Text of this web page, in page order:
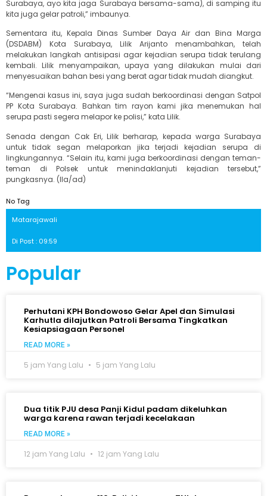
Surabaya, ayo kita jaga Surabaya bersama-sama), di samping itu
kita juga gelar patroli,” imbaunya.
Sementara itu, Kepala Dinas Sumber Daya Air dan Bina Marga
(DSDABM) Kota Surabaya, Lilik Arijanto menambahkan, telah
melakukan langkah antisipasi agar kejadian serupa tidak terulang
kembali. Lilik menyampaikan, upaya yang dilakukan mulai dari
menyesuaikan bahan besi yang berat agar tidak mudah diangkut.
“Mengenai kasus ini, saya juga sudah berkoordinasi dengan Satpol
PP Kota Surabaya. Bahkan tim rayon kami jika menemukan hal
serupa pasti segera melapor ke polisi,” kata Lilik.
Senada dengan Cak Eri, Lilik berharap, kepada warga Surabaya
untuk tidak segan melaporkan jika terjadi kejadian serupa di
lingkungannya. “Selain itu, kami juga berkoordinasi dengan teman-
teman di Polsek untuk menindaklanjuti kejadian tersebut,”
pungkasnya. (Ila/ad)
No Tag
Matarajawali
Di Post : 09:59
Popular
Perhutani KPH Bondowoso Gelar Apel dan Simulasi
Karhutla dilajutkan Patroli Bersama Tingkatkan
Kesiapsiagaan Personel
READ MORE »
5 jam Yang Lalu 5 jam Yang Lalu
Dua titik PJU desa Panji Kidul padam dikeluhkan
warga karena rawan terjadi kecelakaan
READ MORE »
12 jam Yang Lalu 12 jam Yang Lalu